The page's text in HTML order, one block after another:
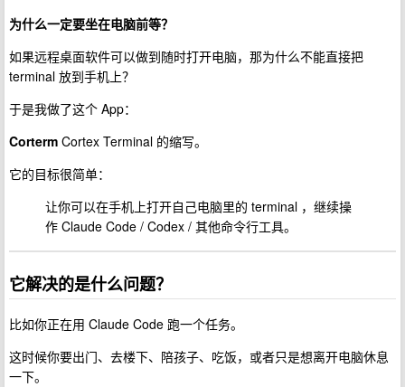
为什么一定要坐在电脑前等？
如果远程桌面软件可以做到随时打开电脑，那为什么不能直接把
terminal 放到手机上？
于是我做了这个 App：
Corterm Cortex Terminal 的缩写。
它的目标很简单：
让你可以在手机上打开自己电脑里的 terminal ，继续操
作 Claude Code / Codex / 其他命令行工具。
它解决的是什么问题？
比如你正在用 Claude Code 跑一个任务。
这时候你要出门、去楼下、陪孩子、吃饭，或者只是想离开电脑休息
一下。